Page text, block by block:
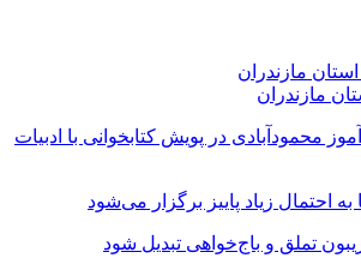
مازندران
محمودآبادی در پویش کتابخوانی با ادبیات
به احتمال زیاد پاییز برگزار می‌شود
تملق و باج‌خواهی تبدیل شود